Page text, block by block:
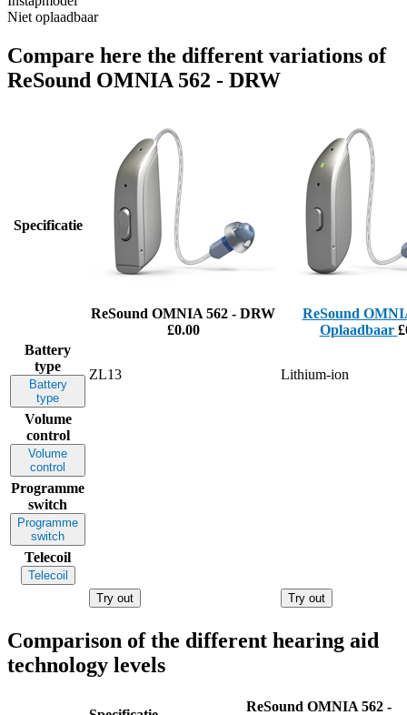
Niet oplaadbaar
Compare here the different variations of
ReSound OMNIA 562 - DRW
Specificatie
ReSound OMNIA 562 - DRW
£0.00
ReSound
Oplaadbaar
Battery
type
Battery
type
ZL13 Lithium-ion
Volume
control
Volume
control
Programme
switch
Programme
switch
Telecoil
Telecoil
Try out
Try out
Comparison of the different hearing aid
technology levels
ReSound OMNIA 562 -